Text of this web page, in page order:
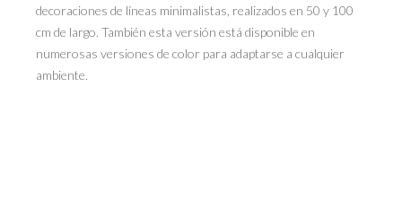
decoraciones de líneas minimalistas, realizados en 50 y 100
cm de largo. También esta versión está disponible en
numerosas versiones de color para adaptarse a cualquier
ambiente.